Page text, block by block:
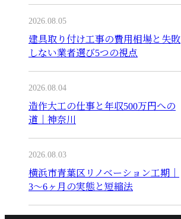
2026.08.05
建具取り付け工事の費用相場と失敗
しない業者選び5つの視点
2026.08.04
造作大工の仕事と年収500万円への
道｜神奈川
2026.08.03
横浜市青葉区リノベーション工期｜
3〜6ヶ月の実態と短縮法